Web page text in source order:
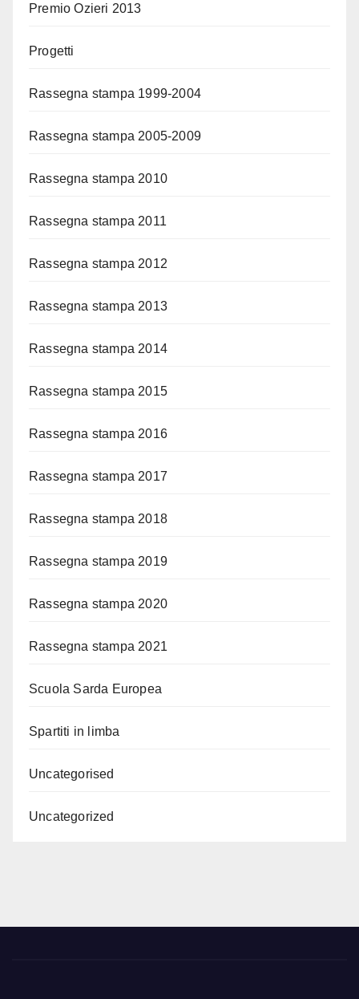
Premio Ozieri 2013
Progetti
Rassegna stampa 1999-2004
Rassegna stampa 2005-2009
Rassegna stampa 2010
Rassegna stampa 2011
Rassegna stampa 2012
Rassegna stampa 2013
Rassegna stampa 2014
Rassegna stampa 2015
Rassegna stampa 2016
Rassegna stampa 2017
Rassegna stampa 2018
Rassegna stampa 2019
Rassegna stampa 2020
Rassegna stampa 2021
Scuola Sarda Europea
Spartiti in limba
Uncategorised
Uncategorized